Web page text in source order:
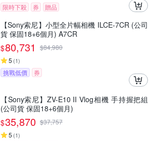
限時下殺 券 贈品
【Sony索尼】小型全片幅相機 ILCE-7CR (公司
貨 保固18+6個月) A7CR
$80,731 $84,980
5 (1)
挑戰低價 券
【Sony索尼】ZV-E10 II Vlog相機 手持握把組
(公司貨 保固18+6個月)
$35,870 $37,757
5 (1)